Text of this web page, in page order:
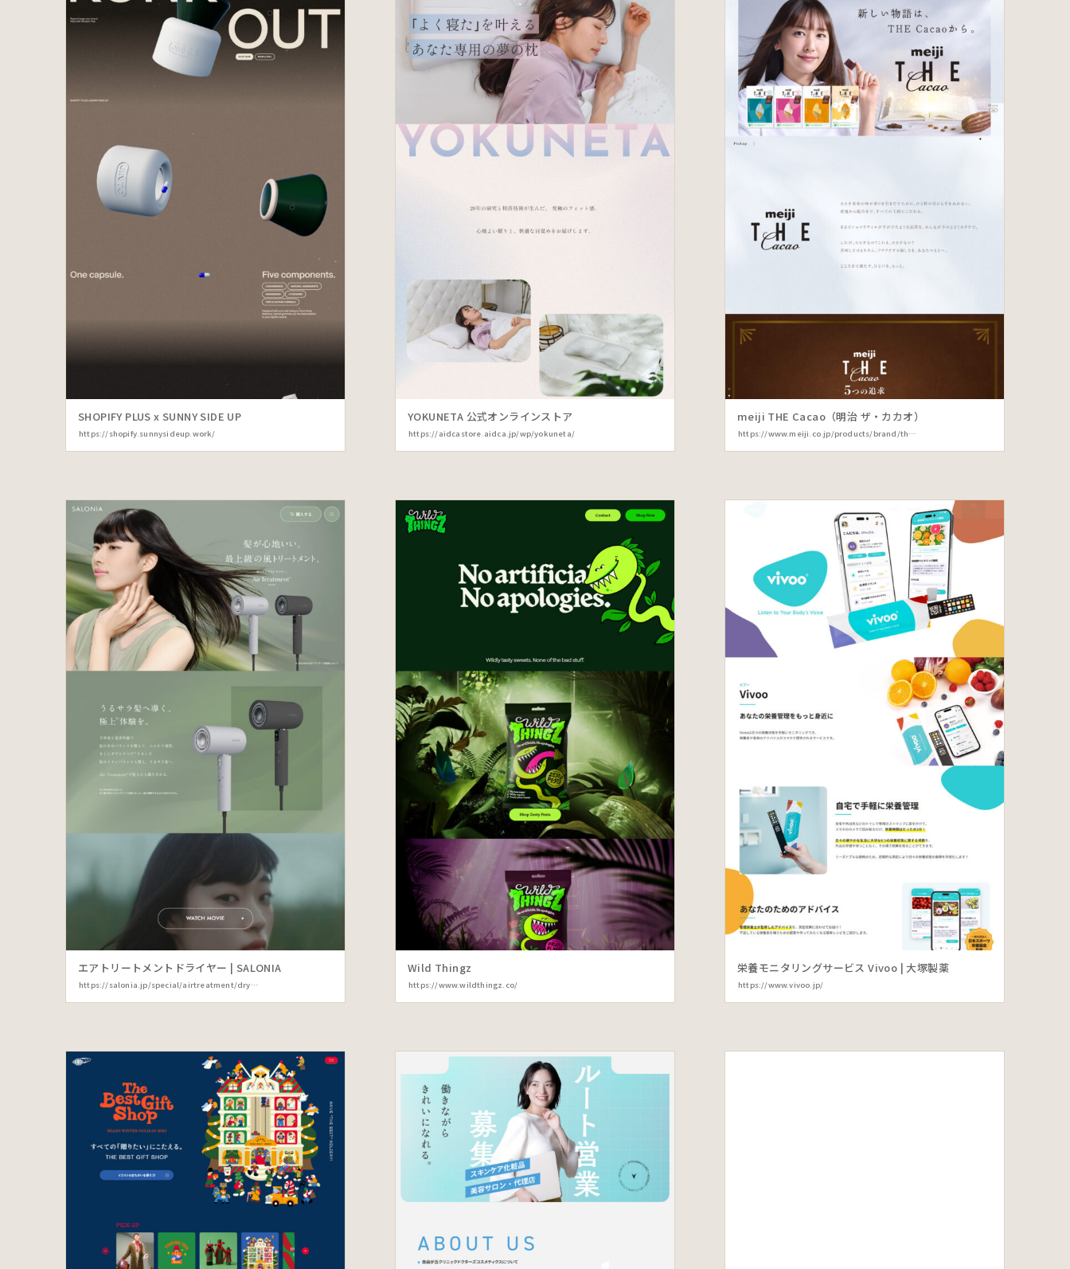
SHOPIFY PLUS x SUNNY SIDE UP
https://shopify.sunnysideup.work/
YOKUNETA 公式オンラインストア
https://aidcastore.aidca.jp/wp/yokuneta/
meiji THE Cacao（明治 ザ・カカオ）
https://www.meiji.co.jp/products/brand/the-cacao/
エアトリートメントドライヤー | SALONIA
https://salonia.jp/special/airtreatment/dryer/
Wild Thingz
https://www.wildthingz.co/
栄養モニタリングサービス Vivoo | 大塚製薬
https://www.vivoo.jp/